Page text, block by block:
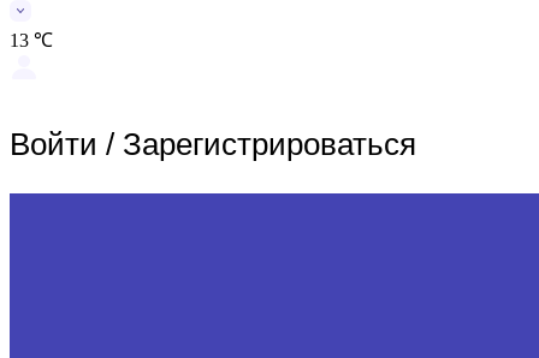
13 ℃
Войти / Зарегистрироваться